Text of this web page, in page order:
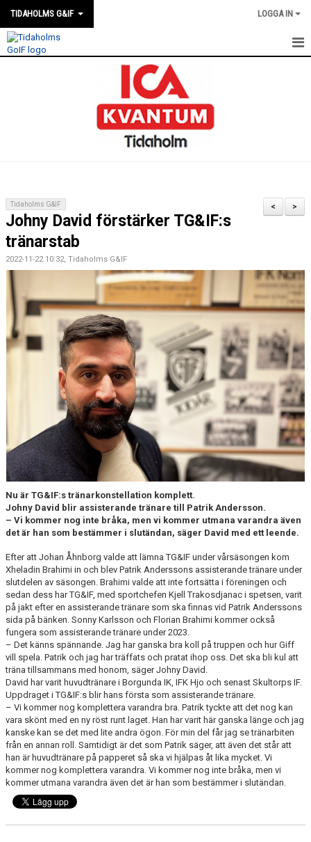
TIDAHOLMS G&IF LOGGA IN
FÖRENINGEN
GAMLA GIFFS TORSDAGSTRÄFFAR
MATCHER
CUPER ARBETSBESKRIVNING
PLANSCHEMA
>
<
Tidaholms G&IF
Johny David förstärker TG&IF:s
tränarstab
2022-11-22 10:32, Tidaholms G&IF
Nu är TG&IF:s tränarkonstellation komplett.
Johny David blir assisterande tränare till Patrik Andersson.
– Vi kommer nog inte bråka, men vi kommer utmana varandra även
det är han som bestämmer i slutändan, säger David med ett leende.
Efter att Johan Åhnborg valde att lämna TG&IF under vårsäsongen kom
Xheladin Brahimi in och blev Patrik Anderssons assisterande tränare under
slutdelen av säsongen. Brahimi valde att inte fortsätta i föreningen och
sedan dess har TG&IF, med sportchefen Kjell Trakosdjanac i spetsen, varit
på jakt efter en assisterande tränare som ska finnas vid Patrik Anderssons
sida på bänken. Sonny Karlsson och Florian Brahimi kommer också
fungera som assisterande tränare under 2023.
– Det känns spännande. Jag har ganska bra koll på truppen och hur Giff
vill spela. Patrik och jag har träffats och pratat ihop oss. Det ska bli kul att
träna tillsammans med honom, säger Johny David.
David har varit huvudtränare i Borgunda IK, IFK Hjo och senast Skultorps IF.
Uppdraget i TG&IF:s blir hans första som assisterande tränare.
– Vi kommer nog komplettera varandra bra. Patrik tyckte att det nog kan
vara skönt med en ny röst runt laget. Han har varit här ganska länge och jag
kanske kan se det med lite andra ögon. För min del får jag se tränarbiten
från en annan roll. Samtidigt är det som Patrik säger, att även det står att
han är huvudtränare på papperet så ska vi hjälpas åt lika mycket. Vi
kommer nog komplettera varandra. Vi kommer nog inte bråka, men vi
kommer utmana varandra även det är han som bestämmer i slutändan.